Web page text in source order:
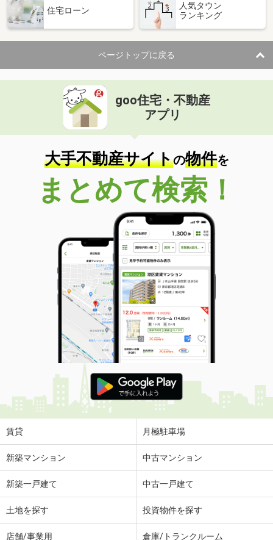
住宅ローン
人気タウン
ランキング
ページトップに戻る
goo住宅・不動産
アプリ
大手不動産サイトの物件を
まとめて検索！
賃貸 月極駐車場
新築マンション 中古マンション
新築一戸建て 中古一戸建て
土地を探す 投資物件を探す
店舗/事業用 倉庫/トランクルーム